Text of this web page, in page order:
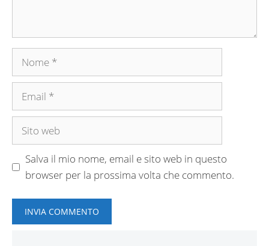
Nome
Email
Sito
Salva il mio nome, email e sito web in questo
browser per la prossima volta che commento.